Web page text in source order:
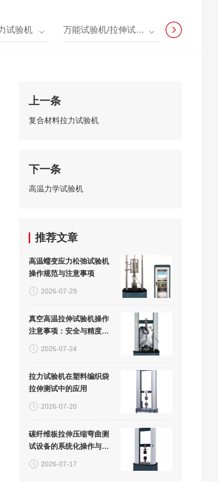
试验机 万能试验机/拉伸试验机 材料力学原位
上一条
复合材料拉力试验机
下一条
高温力学试验机
推荐文章
高温蠕变应力松弛试验机
操作规范与注意事项
2026-07-29
真空高温拉伸试验机操作
注意事项：安全与精度的
双重保障
2026-07-24
拉力试验机在塑料编织袋
拉伸测试中的应用
2026-07-20
碳纤维板拉伸压缩弯曲测
试设备的系统化操作与日
常维护方案
2026-07-17